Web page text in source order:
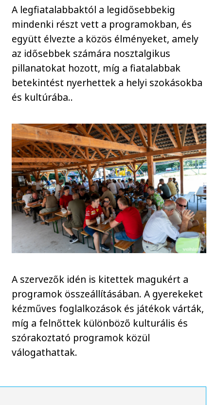
A legfiatalabbaktól a legidősebbekig
mindenki részt vett a programokban, és
együtt élvezte a közös élményeket, amely
az idősebbek számára nosztalgikus
pillanatokat hozott, míg a fiatalabbak
betekintést nyerhettek a helyi szokásokba
és kultúrába..
A szervezők idén is kitettek magukért a
programok összeállításában. A gyerekeket
kézműves foglalkozások és játékok várták,
míg a felnőttek különböző kulturális és
szórakoztató programok közül
válogathattak.